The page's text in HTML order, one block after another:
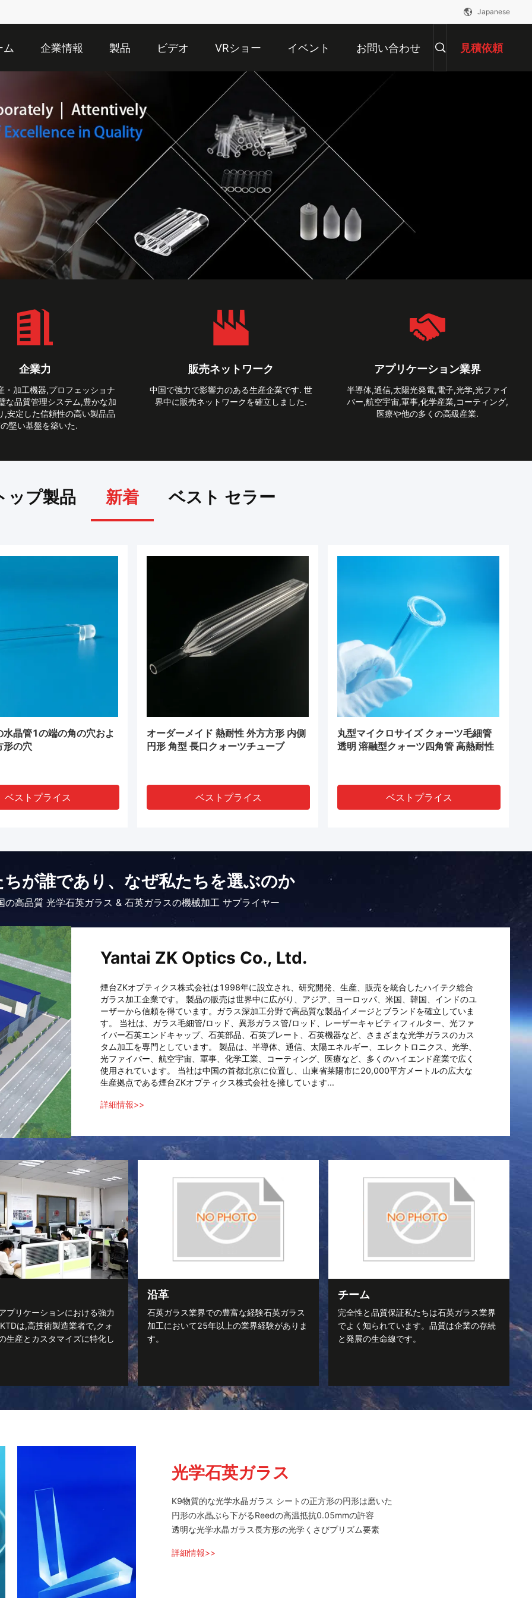
Japanese
ム 企業情報 製品 ビデオ VRショー イベント お問い合わせ 見積依頼
企業力
・加工機器,プロフェッショナ
な品質管理システム,豊かな加
,安定した信頼性の高い製品品
堅い基盤を築いた.
販売ネットワーク
中国で強力で影響力のある生産企業です. 世
界中に販売ネットワークを確立しました.
アプリケーション業界
半導体,通信,太陽光発電,電子,光学,光ファイ
バー,航空宇宙,軍事,化学産業,コーティング,
医療や他の多くの高級産業.
ップ製品 新着 ベスト セラー
水晶管1の端の角の穴およ
形の穴
ベストプライス
オーダーメイド 熱耐性 外方方形 内側
円形 角型 長口クォーツチューブ
ベストプライス
丸型マイクロサイズ クォーツ毛細管
透明 溶融型クォーツ四角管 高熱耐性
ベストプライス
ちが誰であり、なぜ私たちを選ぶのか
の高品質 光学石英ガラス & 石英ガラスの機械加工 サプライヤー
Yantai ZK Optics Co., Ltd.
煙台ZKオプティクス株式会社は1998年に設立され、研究開発、生産、販売を統合したハイテク総合
ガラス加工企業です。 製品の販売は世界中に広がり、アジア、ヨーロッパ、米国、韓国、インドのユ
ーザーから信頼を得ています。ガラス深加工分野で高品質な製品イメージとブランドを確立していま
す。 当社は、ガラス毛細管/ロッド、異形ガラス管/ロッド、レーザーキャビティフィルター、光ファ
イバー石英エンドキャップ、石英部品、石英プレート、石英機器など、さまざまな光学ガラスのカス
タム加工を専門としています。 製品は、半導体、通信、太陽エネルギー、エレクトロニクス、光学、
光ファイバー、航空宇宙、軍事、化学工業、コーティング、医療など、多くのハイエンド産業で広く
使用されています。 当社は中国の首都北京に位置し、山東省莱陽市に20,000平方メートルの広大な
生産拠点である煙台ZKオプティクス株式会社を擁しています...
詳細情報>>
プリケーションにおける強力
は,高技術製造業者で,クォ
生産とカスタマイズに特化し
沿革
石英ガラス業界での豊富な経験石英ガラス
加工において25年以上の業界経験がありま
す。
チーム
完全性と品質保証私たちは石英ガラス業界
でよく知られています。品質は企業の存続
と発展の生命線です。
光学石英ガラス
K9物質的な光学水晶ガラス シートの正方形の円形は磨いた
円形の水晶ぶら下がるReedの高温抵抗0.05mmの許容
透明な光学水晶ガラス長方形の光学くさびプリズム要素
詳細情報>>